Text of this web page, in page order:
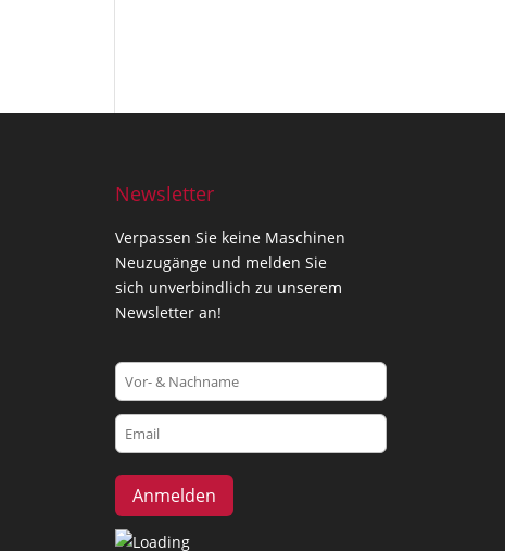
Newsletter
Verpassen Sie keine Maschinen
Neuzugänge und melden Sie
sich unverbindlich zu unserem
Newsletter an!